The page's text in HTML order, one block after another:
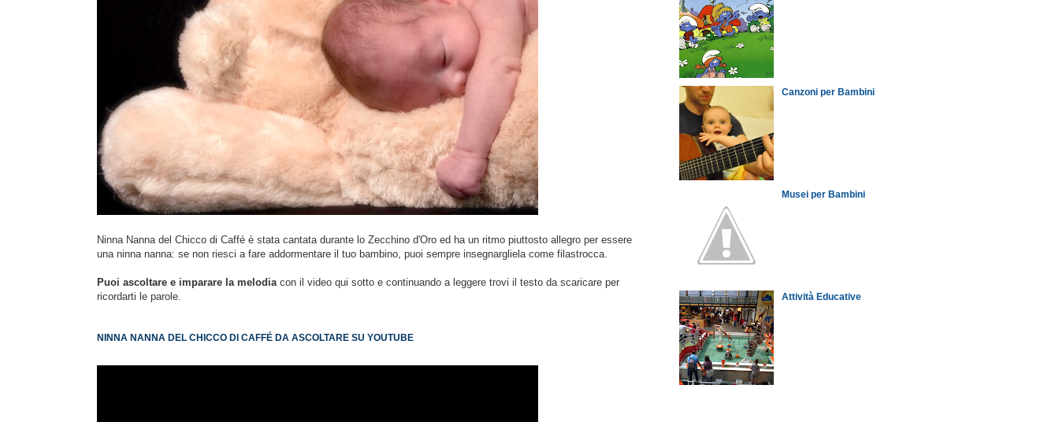
Ninna Nanna del Chicco di Caffé è stata cantata durante lo Zecchino d'Oro ed ha un ritmo piuttosto allegro per essere
una ninna nanna: se non riesci a fare addormentare il tuo bambino, puoi sempre insegnargliela come filastrocca.
Puoi ascoltare e imparare la melodia con il video qui sotto e continuando a leggere trovi il testo da scaricare per
ricordarti le parole.
NINNA NANNA DEL CHICCO DI CAFFÉ DA ASCOLTARE SU YOUTUBE
Canzoni per Bambini
Musei per Bambini
Attività Educative